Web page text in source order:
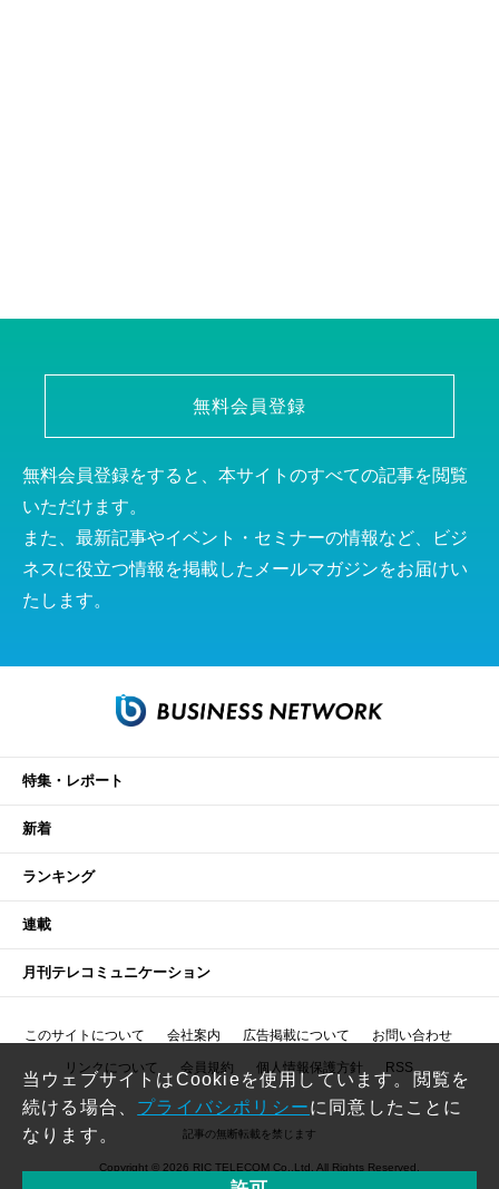
無料会員登録
無料会員登録をすると、本サイトのすべての記事を閲覧
いただけます。
また、最新記事やイベント・セミナーの情報など、ビジ
ネスに役立つ情報を掲載したメールマガジンをお届けい
たします。
特集・レポート
新着
ランキング
連載
月刊テレコミュニケーション
このサイトについて 会社案内 広告掲載について お問い合わせ
リンクについて 会員規約 個人情報保護方針 RSS
記事の無断転載を禁じます
Copyright © 2026 RIC TELECOM Co.,Ltd. All Rights Reserved.
当ウェブサイトはCookieを使用しています。閲覧を
続ける場合、 プライバシポリシーに同意したことに
なります。